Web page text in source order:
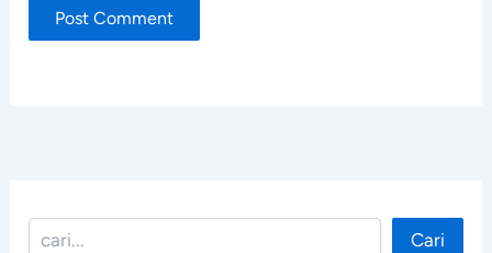
Cari
Cari